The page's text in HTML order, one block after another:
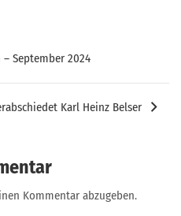
September 2024
Karl Heinz Belser
Kommentar abzugeben.